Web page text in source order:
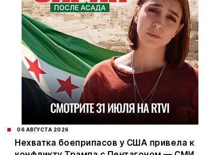
06 АВГУСТА 2026
Нехватка боеприпасов у США привела к